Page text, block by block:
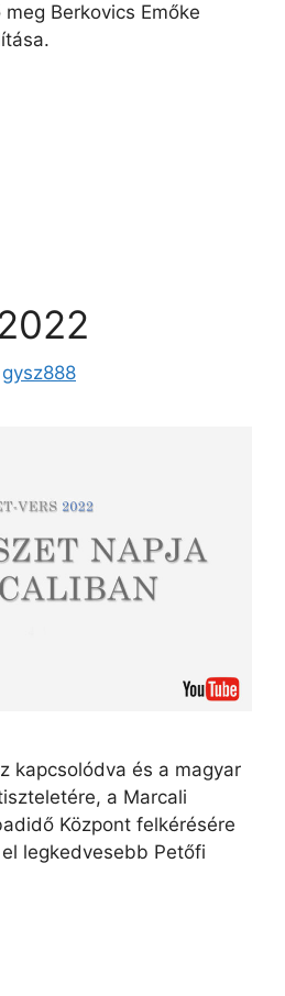
Berkovics Emőke
gysz888
kapcsolódva és a magyar
a Marcali
Központ felkérésére
legkedvesebb Petőfi